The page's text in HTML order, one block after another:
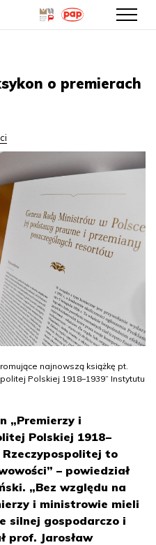
treści
o premierach
najnowszą książkę pt.
Polskiej 1918–1939” Instytutu
„Premierzy i
Polskiej 1918–
Rzeczypospolitej to
– powiedział
„Bez względu na
i ministrowie mieli
silnej gospodarczo i
prof. Jarosław